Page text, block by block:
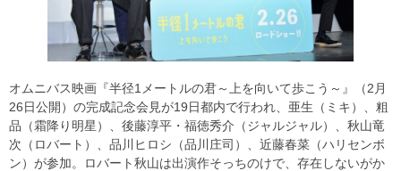
オムニバス映画『半径1メートルの君～上を向いて歩こう～』（2月
26日公開）の完成記念会見が19日都内で行われ、亜生（ミキ）、粗
品（霜降り明星）、後藤淳平・福徳秀介（ジャルジャル）、秋山竜
次（ロバート）、品川ヒロシ（品川庄司）、近藤春菜（ハリセンボ
ン）が参加。ロバート秋山は出演作そっちのけで、存在しないがか